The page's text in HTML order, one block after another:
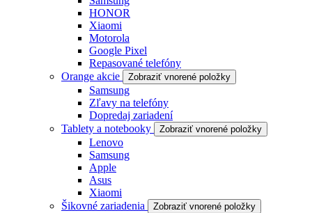
HONOR
Xiaomi
Motorola
Google Pixel
Repasované telefóny
Orange akcie
Zobraziť vnorené položky
Samsung
Zľavy na telefóny
Dopredaj zariadení
Tablety a notebooky
Zobraziť vnorené položky
Lenovo
Samsung
Apple
Asus
Xiaomi
Šikovné zariadenia
Zobraziť vnorené položky